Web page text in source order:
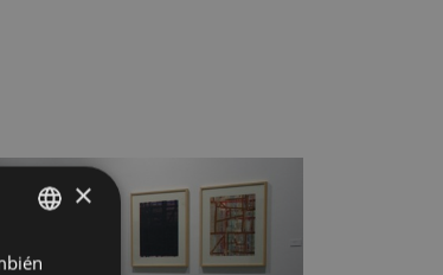
BASQUE
×